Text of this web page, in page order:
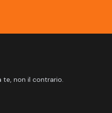
te, non il contrario.